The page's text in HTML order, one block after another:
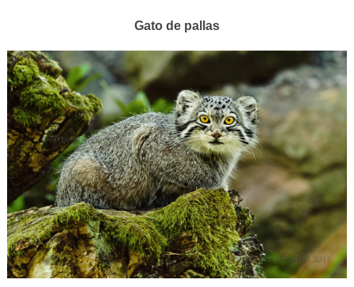
Gato de pallas